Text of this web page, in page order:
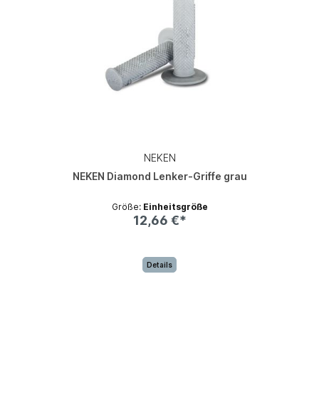
NEKEN
NEKEN Diamond Lenker-Griffe grau
Größe: Einheitsgröße
12,66 €*
Details